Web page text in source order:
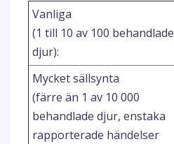
Vanliga
(1 till 10 av 100 behandlade
djur):
Mycket sällsynta
(färre än 1 av 10 000
behandlade djur, enstaka
rapporterade händelser